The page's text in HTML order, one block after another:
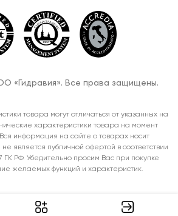
«Гидравия». Все права защищены.
товара могут отличаться от указанных на
характеристики товара на момент
информация на сайте о товарах носит
является публичной офертой в соответствии
ГК РФ. Убедительно просим Вас при покупке
желаемых функций и характеристик.